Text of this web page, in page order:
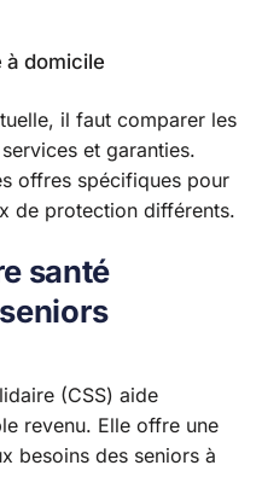
à domicile
il faut comparer les
et garanties.
offres spécifiques pour
de protection différents.
santé
(CSS) aide
revenu. Elle offre une
besoins des seniors à